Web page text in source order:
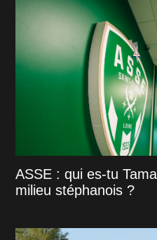
ASSE : qui es-tu
milieu stéphanois ?